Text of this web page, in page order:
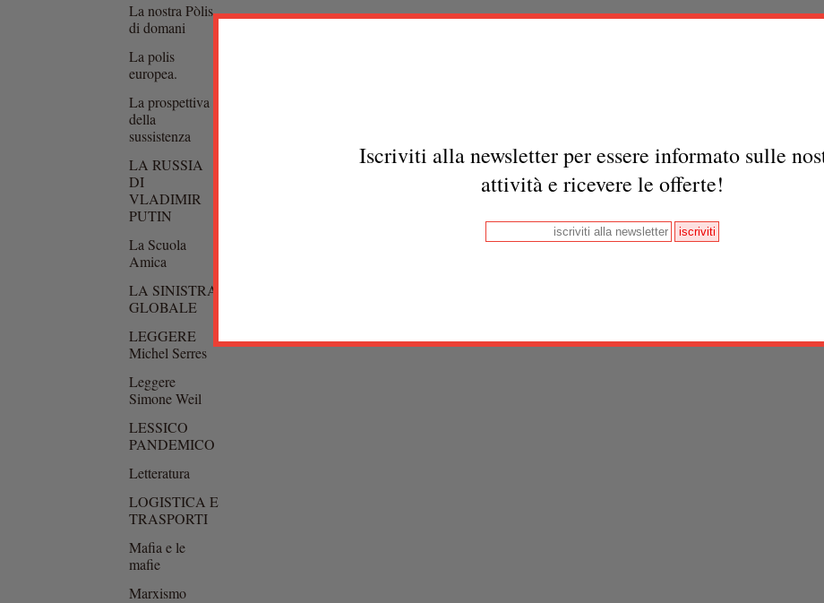
Iscriviti alla newsletter per essere informato sulle
attività e ricevere le offerte!
La nostra Pòlis
di domani
La polis
europea.
La prospettiva
della
sussistenza
LA RUSSIA
DI
VLADIMIR
PUTIN
La Scuola
Amica
LA SINISTRA
GLOBALE
LEGGERE
Michel Serres
Leggere
Simone Weil
LESSICO
PANDEMICO
Letteratura
LOGISTICA E
TRASPORTI
Mafia e le
mafie
Marxismo